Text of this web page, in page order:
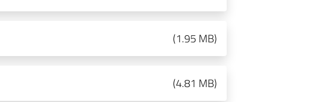
(1.95 MB)
(4.81 MB)